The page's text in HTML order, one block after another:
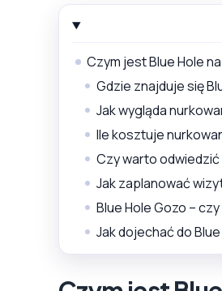
Czym jest Blue Hole
Gdzie znajduje się
Jak wygląda
Ile kosztuje
Czy warto odwiedzić
Jak zaplanować
Blue Hole Gozo –
Jak dojechać do